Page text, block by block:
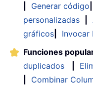
Generar código
personalizadas
gráficos
Invocar
Funciones
duplicados
Combinar